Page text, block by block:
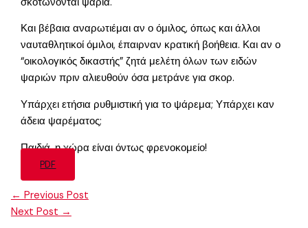
Και βέβαια αναρωτιέμαι αν ο όμιλος, όπως και άλλοι
ναυταθλητικοί όμιλοι, έπαιρναν κρατική βοήθεια. Και αν ο
“οικολογικός δικαστής” ζητά μελέτη όλων των ειδών
ψαριών πριν αλιευθούν όσα μετράνε για σκορ.
Υπάρχει ετήσια ρυθμιστική για το ψάρεμα; Υπάρχει καν
άδεια ψαρέματος;
Παιδιά, η χώρα είναι όντως φρενοκομείο!
PDF
← Previous Post
Next Post →